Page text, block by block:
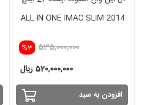
ALL IN ONE IMAC SLIM 2014
%3 535,000,000
520,000,000 ریال
افزودن به سبد